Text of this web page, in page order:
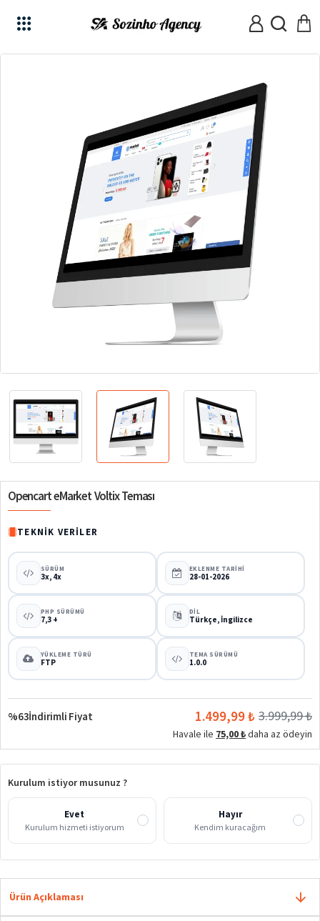
Opencart eMarket Voltix Teması
TEKNIK VERILER
SÜRÜM
3x, 4x
EKLENME TARIHI
28-01-2026
PHP SÜRÜMÜ
7,3 +
DIL
Türkçe, İngilizce
YÜKLEME TÜRÜ
FTP
TEMA SÜRÜMÜ
1.0.0
İndirimli Fiyat
%63 1.499,99 ₺ 3.999,99 ₺
Havale ile 75,00 ₺daha az ödeyin
Kurulum istiyor musunuz ?
Evet
Kurulum hizmeti istiyorum
Hayır
Kendim kuracağım
Ürün Açıklaması